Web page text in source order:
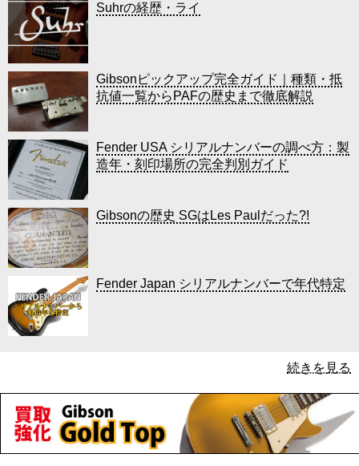
Suhrの経歴・ライ
Gibsonピックアップ完全ガイド｜種類・抵
抗値一覧からPAFの歴史まで徹底解説
Fender USA シリアルナンバーの調べ方：製
造年・刻印場所の完全判別ガイド
Gibsonの歴史 SGはLes Paulだった?!
Fender Japan シリアルナンバーで年代特定
続きを見る